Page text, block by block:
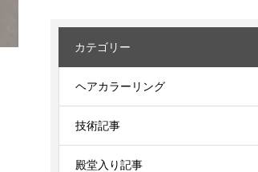
カテゴリー
ヘアカラーリング
技術記事
殿堂入り記事